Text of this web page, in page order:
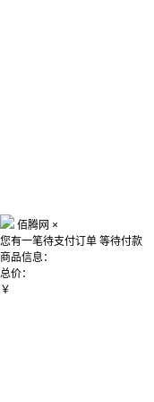
佰腾网 ×
您有一笔待支付订单 等待付款
商品信息：
总价：
￥